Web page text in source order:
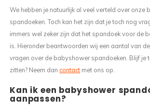
We hebben je natuurlijk al veel verteld over onze
spandoeken. Toch kan het zijn dat je toch nog
immers wel zeker zijn dat het spandoek voor de
is. Hieronder beantwoorden wij een aantal van
vragen over de babyshower spandoeken. Blijf je
zitten? Neem dan contact met ons op.
Kan ik een babyshower
aanpassen?